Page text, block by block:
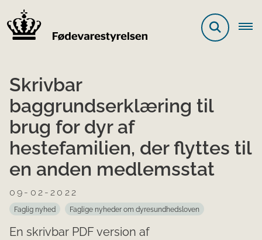
Skrivbar
baggrundserklæring til
brug for dyr af
hestefamilien, der flyttes til
en anden medlemsstat
09-02-2022
Faglig nyhed Faglige nyheder om dyresundhedsloven
En skrivbar PDF version af